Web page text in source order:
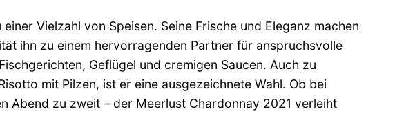
Vielzahl von Speisen. Seine Frische und Eleganz machen
ihn zu einem hervorragenden Partner für anspruchsvolle
Geflügel und cremigen Saucen. Auch zu
mit Pilzen, ist er eine ausgezeichnete Wahl. Ob bei
Abend zu zweit – der Meerlust Chardonnay 2021 verleiht